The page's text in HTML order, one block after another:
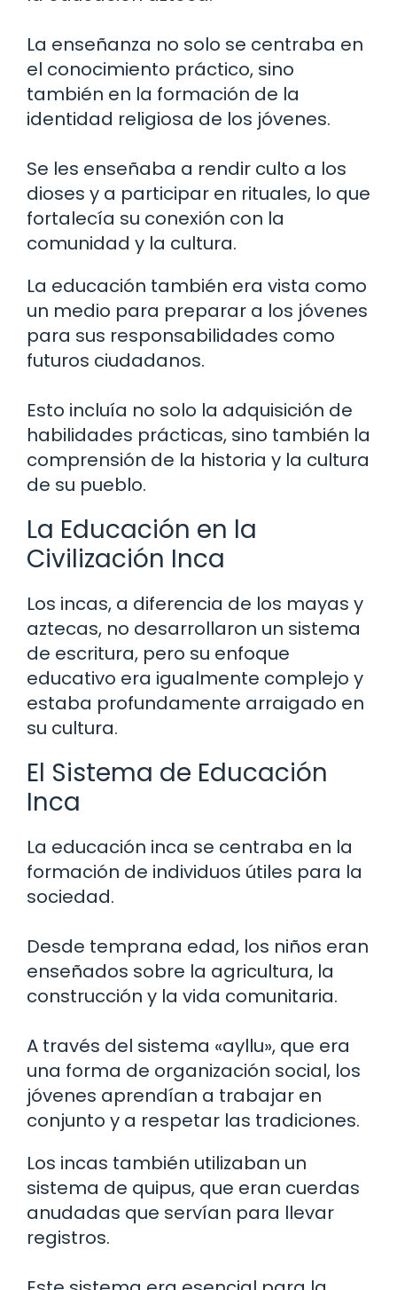
La enseñanza no solo se centraba en
el conocimiento práctico, sino
también en la formación de la
identidad religiosa de los jóvenes.
Se les enseñaba a rendir culto a los
dioses y a participar en rituales, lo que
fortalecía su conexión con la
comunidad y la cultura.
La educación también era vista como
un medio para preparar a los jóvenes
para sus responsabilidades como
futuros ciudadanos.
Esto incluía no solo la adquisición de
habilidades prácticas, sino también la
comprensión de la historia y la cultura
de su pueblo.
La Educación en la
Civilización Inca
Los incas, a diferencia de los mayas y
aztecas, no desarrollaron un sistema
de escritura, pero su enfoque
educativo era igualmente complejo y
estaba profundamente arraigado en
su cultura.
El Sistema de Educación
Inca
La educación inca se centraba en la
formación de individuos útiles para la
sociedad.
Desde temprana edad, los niños eran
enseñados sobre la agricultura, la
construcción y la vida comunitaria.
A través del sistema «ayllu», que era
una forma de organización social, los
jóvenes aprendían a trabajar en
conjunto y a respetar las tradiciones.
Los incas también utilizaban un
sistema de quipus, que eran cuerdas
anudadas que servían para llevar
registros.